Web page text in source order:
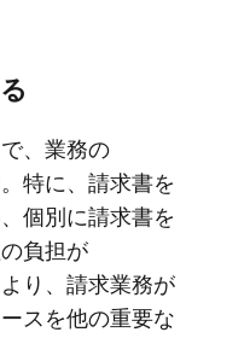
、​業務の​
特に、​請求書を​
個別に​請求書を​
負担が​
り、​請求業務が​
スを​他の​重要な​